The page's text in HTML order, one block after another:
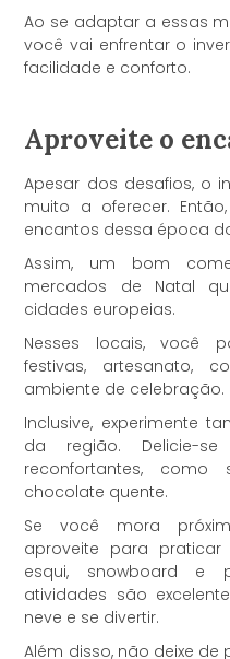
Ao se adaptar a essas
você vai enfrentar o
facilidade e conforto.
Aproveite o
Apesar dos desafios, o
muito a oferecer.
encantos dessa época
Assim, um bom
mercados de Natal
cidades europeias.
Nesses locais, você
festivas, artesanato,
ambiente de celebração.
Inclusive, experimente
da região. Delicie-
reconfortantes, como
chocolate quente.
Se você mora
aproveite para
esqui, snowboard e
atividades são
neve e se divertir.
Além disso, não deixe